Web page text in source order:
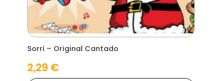
Sorri – Original Cantado
2,29 €